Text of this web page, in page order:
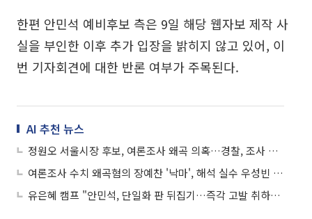
한편 안민석 예비후보 측은 9일 해당 웹자보 제작 사
실을 부인한 이후 추가 입장을 밝히지 않고 있어, 이
번 기자회견에 대한 반론 여부가 주목된다.
AI 추천 뉴스
정원오 서울시장 후보, 여론조사 왜곡 의혹…경찰, 조사 착수
여론조사 수치 왜곡혐의 장예찬 '낙마', 해석 실수 우성빈 '아뿔사'
유은혜 캠프 "안민석, 단일화 판 뒤집기…즉각 고발 취하하라"